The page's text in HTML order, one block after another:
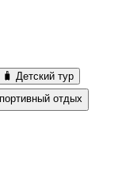
🧳 Детский тур
отдых